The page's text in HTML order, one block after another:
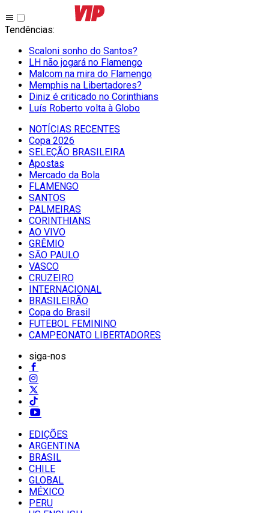
Tendências:
Scaloni sonho do Santos?
LH não jogará no Flamengo
Malcom na mira do Flamengo
Memphis na Libertadores?
Diniz é criticado no Corinthians
Luís Roberto volta à Globo
NOTÍCIAS RECENTES
Copa 2026
SELEÇÃO BRASILEIRA
Apostas
Mercado da Bola
FLAMENGO
SANTOS
PALMEIRAS
CORINTHIANS
AO VIVO
GRÊMIO
SĀO PAULO
VASCO
CRUZEIRO
INTERNACIONAL
BRASILEIRÃO
Copa do Brasil
FUTEBOL FEMININO
CAMPEONATO LIBERTADORES
siga-nos
EDIÇÕES
ARGENTINA
BRASIL
CHILE
GLOBAL
MÉXICO
PERU